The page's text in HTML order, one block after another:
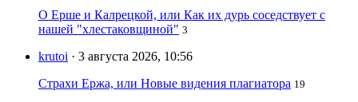
О Ерше и Калрецкой, или Как их дурь соседствует с
нашей "хлестаковщиной" 3
krutoi · 3 августа 2026, 10:56
Страхи Ержа, или Новые видения плагиатора 19